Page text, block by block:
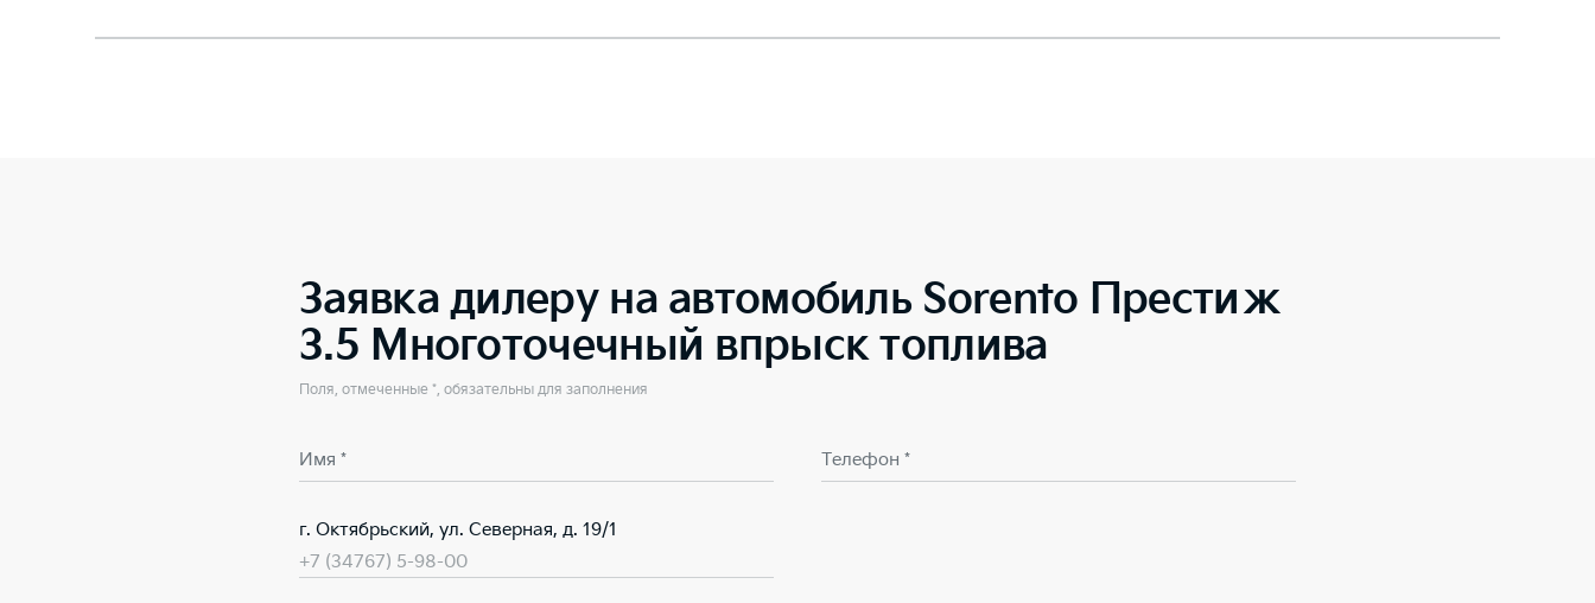
Заявка дилеру на автомобиль Sorento Престиж
3.5 Многоточечный впрыск топлива
Поля, отмеченные *, обязательны для заполнения
Имя * Телефон *
г. Октябрьский, ул. Северная, д. 19/1
+7 (34767) 5-98-00